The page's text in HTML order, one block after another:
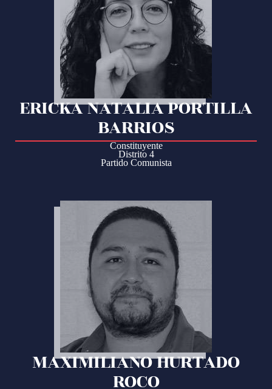
ERICKA NATALIA PORTILLA
BARRIOS
Constituyente
Distrito 4
Partido Comunista
MAXIMILIANO HURTADO
ROCO